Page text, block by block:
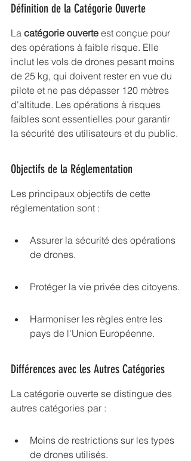
Définition de la Catégorie Ouverte
La catégorie ouverte est conçue pour
des opérations à faible risque. Elle
inclut les vols de drones pesant moins
de 25 kg, qui doivent rester en vue du
pilote et ne pas dépasser 120 mètres
d'altitude. Les opérations à risques
faibles sont essentielles pour garantir
la sécurité des utilisateurs et du public.
Objectifs de la Réglementation
Les principaux objectifs de cette
réglementation sont :
Assurer la sécurité des opérations
de drones.
Protéger la vie privée des citoyens.
Harmoniser les règles entre les
pays de l'Union Européenne.
Différences avec les Autres Catégories
La catégorie ouverte se distingue des
autres catégories par :
Moins de restrictions sur les types
de drones utilisés.